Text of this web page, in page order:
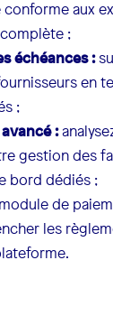
aux
;
échéances :
en
;
:
gestion des
bord dédiés ;
module de
les